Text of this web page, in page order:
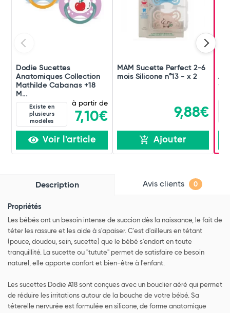
Dodie Sucettes
Anatomiques Collection
Mathilde Cabanas +18
M...
Existe en
plusieurs
modèles
à partir de
7,10€
Voir l'article
MAM Sucette Perfect 2-6
mois Silicone n°13 - x 2
9,88€
Ajouter
+6
Description Avis clients 0
Propriétés
Les bébés ont un besoin intense de succion dès la naissance, le fait de
téter les rassure et les aide à s'apaiser. C'est d'ailleurs en tétant
(pouce, doudou, sein, sucette) que le bébé s'endort en toute
tranquillité. La sucette ou "tutute" permet de satisfaire ce besoin
naturel, elle apporte confort et bien-être à l'enfant.
Les sucettes Dodie A18 sont conçues avec un bouclier aéré qui permet
de réduire les irritations autour de la bouche de votre bébé. Sa
téterelle nervurée est formulée en silicone, de forme anatomique